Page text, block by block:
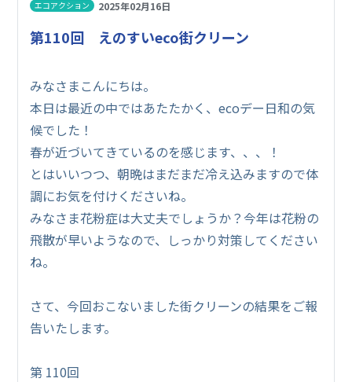
エコアクション 2025年02月16日
第110回 えのすいeco街クリーン
みなさまこんにちは。
本日は最近の中ではあたたかく、ecoデー日和の気
候でした！
春が近づいてきているのを感じます、、、！
とはいいつつ、朝晩はまだまだ冷え込みますので体
調にお気を付けくださいね。
みなさま花粉症は大丈夫でしょうか？今年は花粉の
飛散が早いようなので、しっかり対策してください
ね。
さて、今回おこないました街クリーンの結果をご報
告いたします。
第 110回